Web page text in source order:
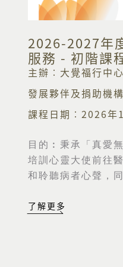
2026-2027年
服務 - 初階課程
主辦︰大覺福行中
發展夥伴及捐助機
課程日期︰2026年
目的︰ 秉承「真愛
培訓心靈大使前往
和聆聽病者心聲，
了解更多